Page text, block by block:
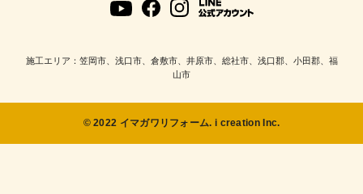
施工エリア：笠岡市、浅口市、倉敷市、井原市、総社市、浅口郡、小田郡、福
山市
© 2022 イマガワリフォーム. i creation Inc.